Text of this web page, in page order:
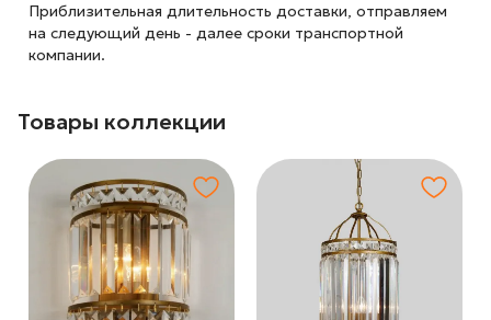
Приблизительная длительность доставки, отправляем
на следующий день - далее сроки транспортной
компании.
Товары коллекции